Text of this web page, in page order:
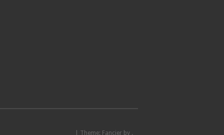
Theme: Fancier by .